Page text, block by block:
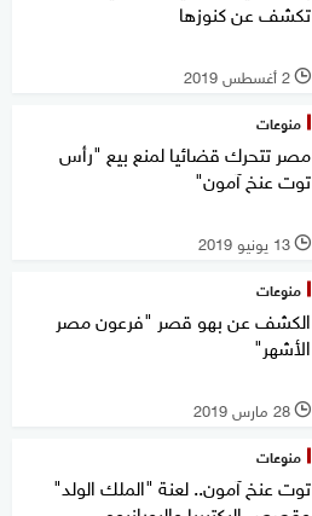
تكشف عن كنوزها
l 2 أغسطس 2019
منوعات
مصر تتحرك قضائيا لمنع بيع "رأس
توت عنخ آمون"
l 13 يونيو 2019
منوعات
الكشف عن بهو قصر "فرعون مصر
الأشهر"
l 28 مارس 2019
منوعات
توت عنخ آمون.. لعنة "الملك الولد"